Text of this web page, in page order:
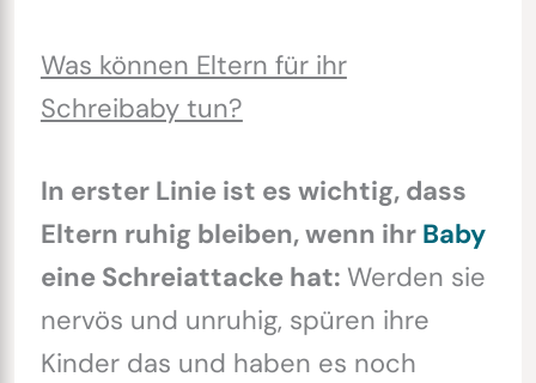
Was können Eltern für ihr
Schreibaby tun?
In erster Linie ist es wichtig, dass
Eltern ruhig bleiben, wenn ihr Baby
eine Schreiattacke hat: Werden sie
nervös und unruhig, spüren ihre
Kinder das und haben es noch